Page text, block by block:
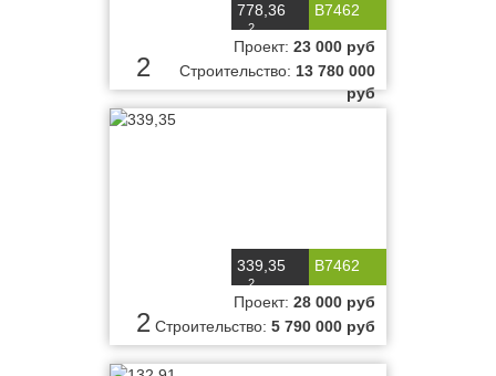
B7462
778,36
м2
2
Проект: 23 000 руб
Строительство: 13 780 000
руб
B7462
339,35
м2
2
Проект: 28 000 руб
Строительство: 5 790 000 руб